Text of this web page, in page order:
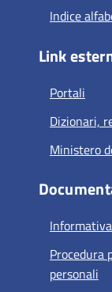
Indice
Link
Portali
Dizionari,
Ministero
Procedura
personali